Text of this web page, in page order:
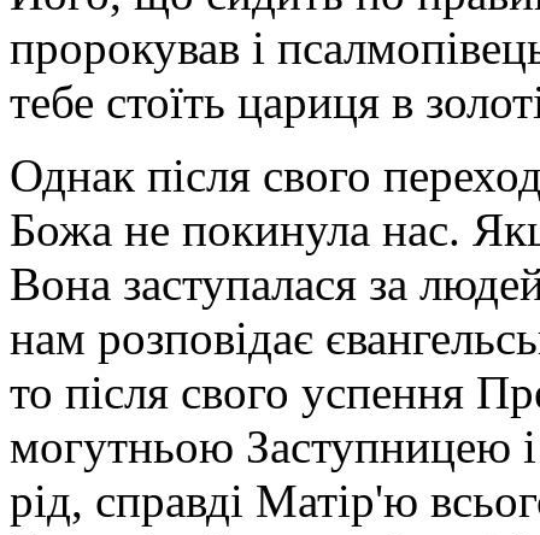
пророкував і
тебе стоїть цариця в
Однак після свого
Божа не покинула нас.
Вона заступалася за
нам розповідає
то після свого успення
могутньою Заступницею
рід, справді Матір'ю